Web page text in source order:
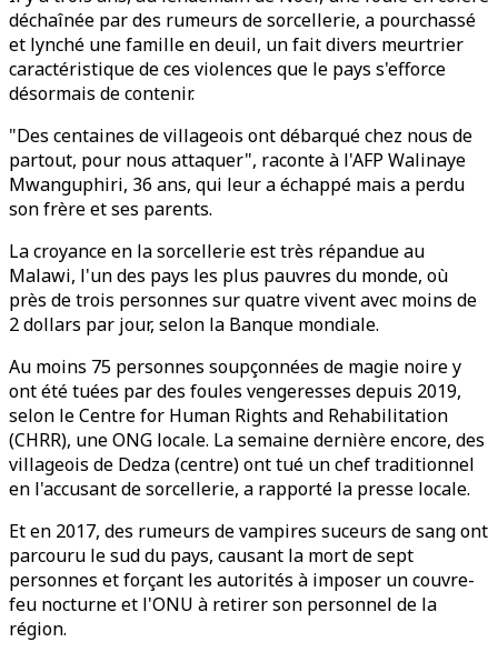
déchaînée par des rumeurs de sorcellerie, a pourchassé
et lynché une famille en deuil, un fait divers meurtrier
caractéristique de ces violences que le pays s'efforce
désormais de contenir.
"Des centaines de villageois ont débarqué chez nous de
partout, pour nous attaquer", raconte à l'AFP Walinaye
Mwanguphiri, 36 ans, qui leur a échappé mais a perdu
son frère et ses parents.
La croyance en la sorcellerie est très répandue au
Malawi, l'un des pays les plus pauvres du monde, où
près de trois personnes sur quatre vivent avec moins de
2 dollars par jour, selon la Banque mondiale.
Au moins 75 personnes soupçonnées de magie noire y
ont été tuées par des foules vengeresses depuis 2019,
selon le Centre for Human Rights and Rehabilitation
(CHRR), une ONG locale. La semaine dernière encore, des
villageois de Dedza (centre) ont tué un chef traditionnel
en l'accusant de sorcellerie, a rapporté la presse locale.
Et en 2017, des rumeurs de vampires suceurs de sang ont
parcouru le sud du pays, causant la mort de sept
personnes et forçant les autorités à imposer un couvre-
feu nocturne et l'ONU à retirer son personnel de la
région.